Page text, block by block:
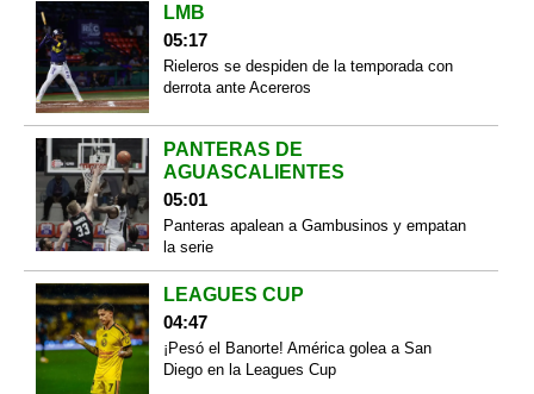
LMB
05:17
Rieleros se despiden de la temporada con
derrota ante Acereros
PANTERAS DE
AGUASCALIENTES
05:01
Panteras apalean a Gambusinos y empatan
la serie
LEAGUES CUP
04:47
¡Pesó el Banorte! América golea a San
Diego en la Leagues Cup